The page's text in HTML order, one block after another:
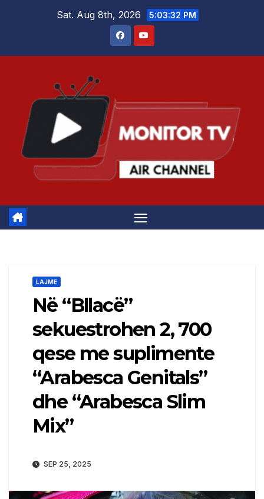
Sat. Aug 8th, 2026 5:03:32 PM
LAJME
Në “Bllacë”
sekuestrohen 2, 700
qese me suplimente
“Arabesca Genitals”
dhe “Arabesca Slim
Mix”
SEP 25, 2025